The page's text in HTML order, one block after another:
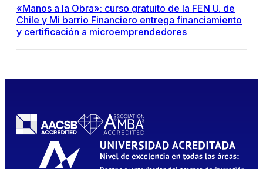
«Manos a la Obra»: curso gratuito de la FEN U. de
Chile y Mi barrio Financiero entrega financiamiento
y certificación a microemprendedores